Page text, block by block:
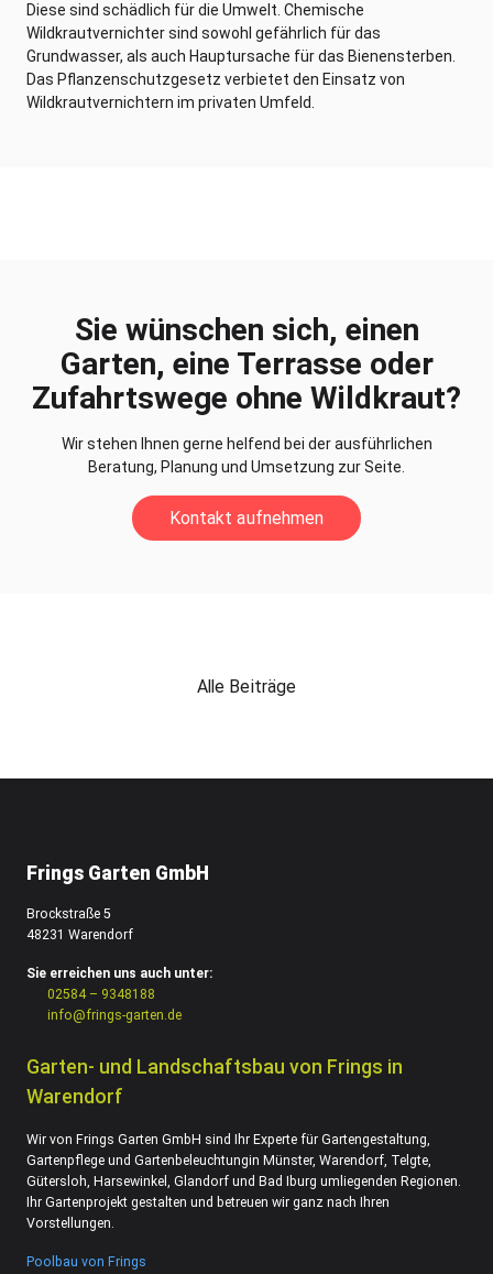
Diese sind schädlich für die Umwelt. Chemische
Wildkrautvernichter sind sowohl gefährlich für das
Grundwasser, als auch Hauptursache für das Bienensterben.
Das Pflanzenschutzgesetz verbietet den Einsatz von
Wildkrautvernichtern im privaten Umfeld.
Sie wünschen sich, einen
Garten, eine Terrasse oder
Zufahrtswege ohne Wildkraut?
Wir stehen Ihnen gerne helfend bei der ausführlichen
Beratung, Planung und Umsetzung zur Seite.
Kontakt aufnehmen
Alle Beiträge
Frings Garten GmbH
Brockstraße 5
48231 Warendorf
Sie erreichen uns auch unter:
02584 – 9348188
info@frings-garten.de
Garten- und Landschaftsbau von Frings in
Warendorf
Wir von Frings Garten GmbH sind Ihr Experte für Gartengestaltung,
Gartenpflege und Gartenbeleuchtungin Münster, Warendorf, Telgte,
Gütersloh, Harsewinkel, Glandorf und Bad Iburg umliegenden Regionen.
Ihr Gartenprojekt gestalten und betreuen wir ganz nach Ihren
Vorstellungen.
Poolbau von Frings